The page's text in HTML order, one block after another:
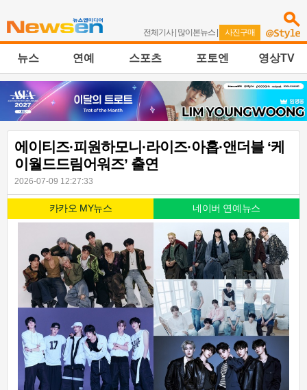
전체기사| 많이본뉴스 | 사진구매
뉴스 연예 스포츠 포토엔 영상TV
에이티즈·피원하모니·라이즈·아홉·앤더블 ‘케
이월드드림어워즈’ 출연
2026-07-09 12:27:33
카카오 MY뉴스 네이버 연예뉴스